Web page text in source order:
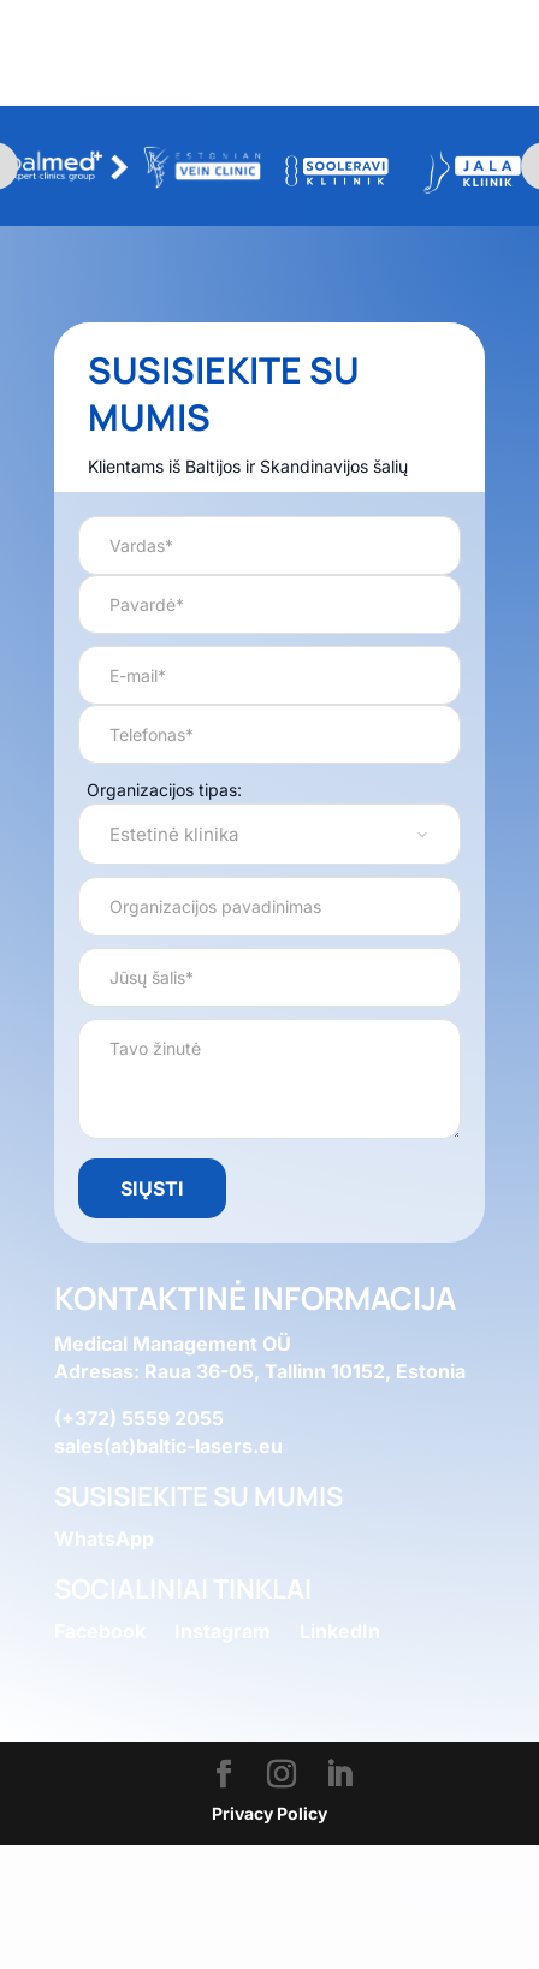
SUSISIEKITE SU
MUMIS
Klientams iš Baltijos ir Skandinavijos šalių
Organizacijos tipas:
KONTAKTINĖ INFORMACIJA
Medical Management OÜ
Adresas: Raua 36-05, Tallinn 10152, Estonia
(+372) 5559 2055
sales(at)baltic-lasers.eu
SUSISIEKITE SU MUMIS
WhatsApp
SOCIALINIAI TINKLAI
Instagram LinkedIn
Privacy Policy